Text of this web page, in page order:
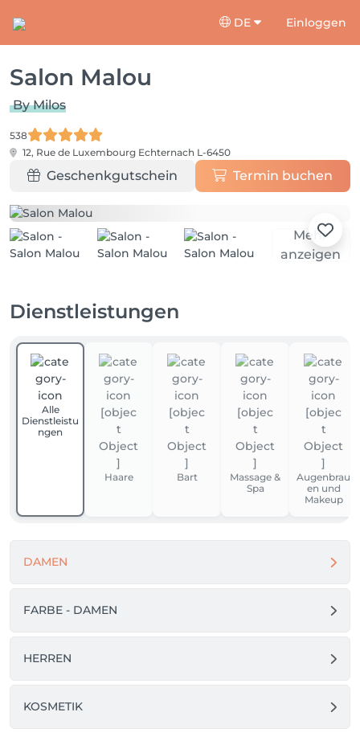
DE Einloggen
Salon Malou
By Milos
538
12, Rue de Luxembourg Echternach L-6450
Geschenkgutschein Termin buchen
Mehr
anzeigen
Dienstleistungen
Alle
Dienstleistu
ngen
Haare Bart
Massage &
Spa
Augenbrau
en und
Makeup
DAMEN
FARBE - DAMEN
HERREN
KOSMETIK